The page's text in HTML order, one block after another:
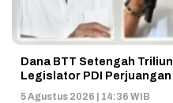
Dana BTT Setengah
Legislator PDI
5 Agustus 2026 | 14:36 WIB